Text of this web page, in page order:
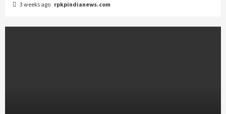
3 weeks ago rpkpindianews.com